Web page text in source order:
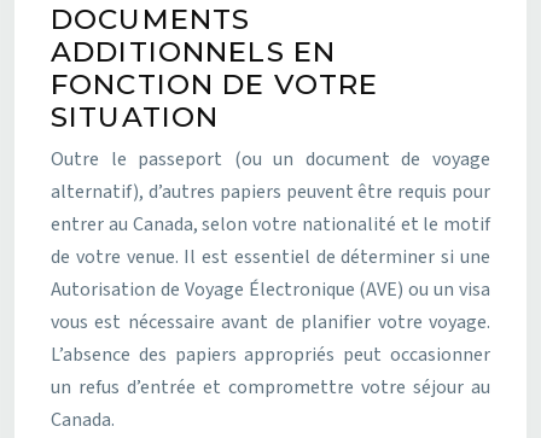
DOCUMENTS
ADDITIONNELS EN
FONCTION DE VOTRE
SITUATION
Outre le passeport (ou un document de voyage
alternatif), d’autres papiers peuvent être requis pour
entrer au Canada, selon votre nationalité et le motif
de votre venue. Il est essentiel de déterminer si une
Autorisation de Voyage Électronique (AVE) ou un visa
vous est nécessaire avant de planifier votre voyage.
L’absence des papiers appropriés peut occasionner
un refus d’entrée et compromettre votre séjour au
Canada.